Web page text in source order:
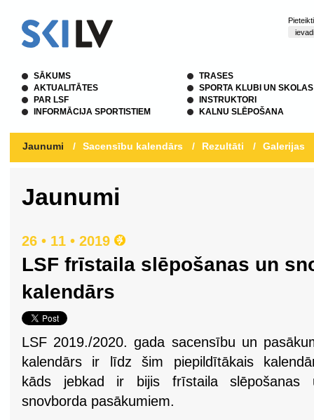
SĀKUMS
AKTUALITĀTES
PAR LSF
INFORMĀCIJA SPORTISTIEM
TRASES
SPORTA KLUBI UN SKOLAS
INSTRUKTORI
KALNU SLĒPOŠANA
Jaunumi / Sacensību kalendārs / Rezultāti / Galerijas
Jaunumi
26 • 11 • 2019
LSF frīstaila slēpošanas un
kalendārs
LSF 2019./2020. gada sacensību un
kalendārs ir līdz šim piepildītākais
kāds jebkad ir bijis frīstaila slēpošanas
snovborda pasākumiem.